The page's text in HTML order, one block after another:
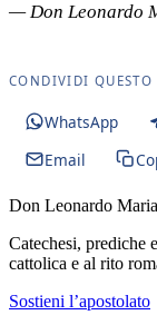
— Don Leonardo
CONDIVIDI QUESTO
WhatsApp
Email
Don Leonardo
Catechesi, prediche
cattolica e al rito
Sostieni l’apostolato